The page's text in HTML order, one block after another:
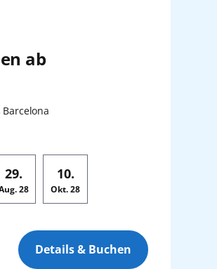
ab
29.
28
10.
Okt.28
Details & Buchen